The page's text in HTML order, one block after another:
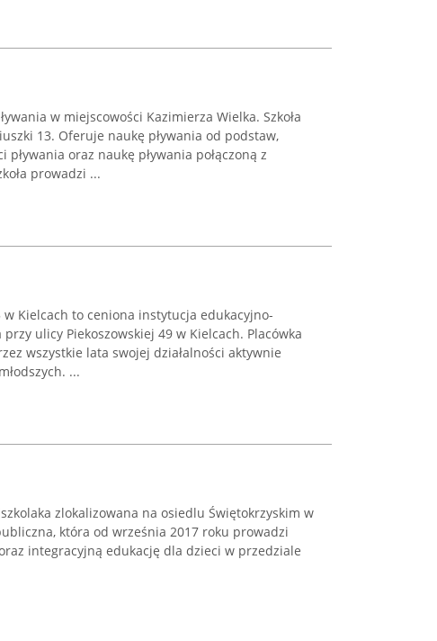
w miejscowości Kazimierza Wielka. Szkoła
13. Oferuje naukę pływania od podstaw,
oraz naukę pływania połączoną z
prowadzi ...
w Kielcach to ceniona instytucja edukacyjno-
ulicy Piekoszowskiej 49 w Kielcach. Placówka
wszystkie lata swojej działalności aktywnie
...
zlokalizowana na osiedlu Świętokrzyskim w
która od września 2017 roku prowadzi
integracyjną edukację dla dzieci w przedziale